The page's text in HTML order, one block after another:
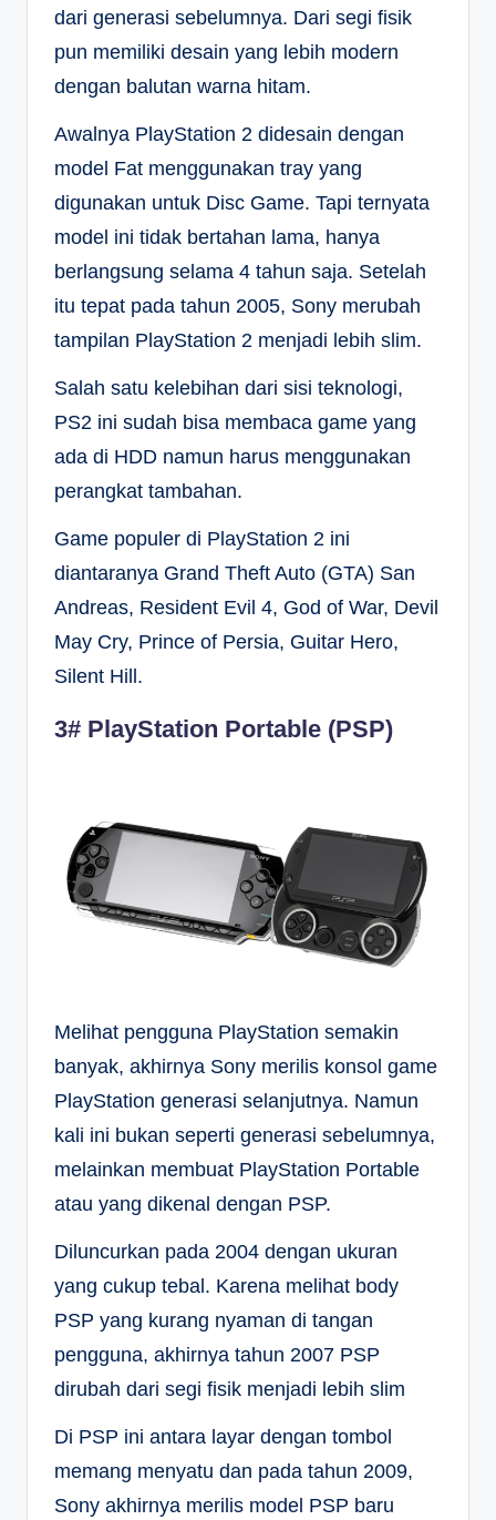
dari generasi sebelumnya. Dari segi fisik
pun memiliki desain yang lebih modern
dengan balutan warna hitam.
Awalnya PlayStation 2 didesain dengan
model Fat menggunakan tray yang
digunakan untuk Disc Game. Tapi ternyata
model ini tidak bertahan lama, hanya
berlangsung selama 4 tahun saja. Setelah
itu tepat pada tahun 2005, Sony merubah
tampilan PlayStation 2 menjadi lebih slim.
Salah satu kelebihan dari sisi teknologi,
PS2 ini sudah bisa membaca game yang
ada di HDD namun harus menggunakan
perangkat tambahan.
Game populer di PlayStation 2 ini
diantaranya Grand Theft Auto (GTA) San
Andreas, Resident Evil 4, God of War, Devil
May Cry, Prince of Persia, Guitar Hero,
Silent Hill.
3# PlayStation Portable (PSP)
Melihat pengguna PlayStation semakin
banyak, akhirnya Sony merilis konsol game
PlayStation generasi selanjutnya. Namun
kali ini bukan seperti generasi sebelumnya,
melainkan membuat PlayStation Portable
atau yang dikenal dengan PSP.
Diluncurkan pada 2004 dengan ukuran
yang cukup tebal. Karena melihat body
PSP yang kurang nyaman di tangan
pengguna, akhirnya tahun 2007 PSP
dirubah dari segi fisik menjadi lebih slim
Di PSP ini antara layar dengan tombol
memang menyatu dan pada tahun 2009,
Sony akhirnya merilis model PSP baru